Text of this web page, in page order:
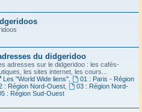
du didgeridoo
adresses sur le didgeridoo : les cafés-
les sites internet, les cours...
Les "World Wide liens",
01 : Paris - Région
: Région Nord-Ouest,
03 : Région Nord-
: Région Sud-Ouest